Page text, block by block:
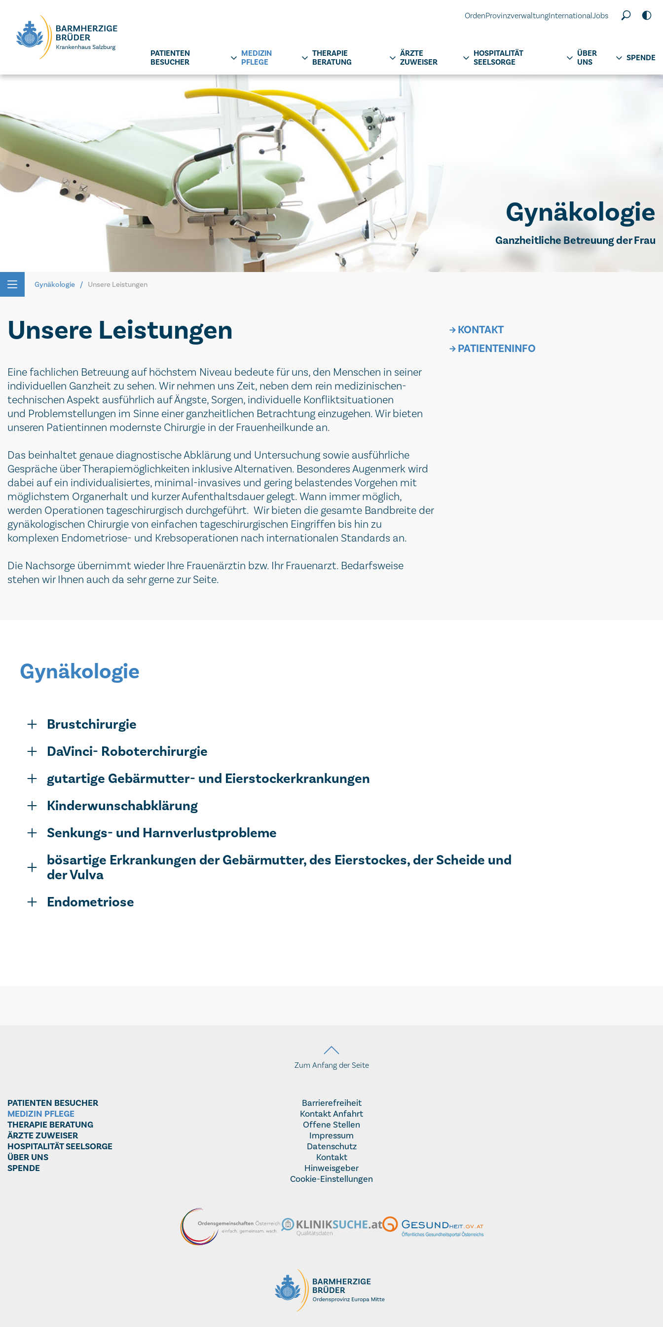
OrdenProvinzverwaltungInternationalJobs
PATIENTEN
BESUCHER
MEDIZIN
PFLEGE
THERAPIE
BERATUNG
ÄRZTE
ZUWEISER
HOSPITALITÄT
SEELSORGE
ÜBER
UNS
SPENDE
Gynäkologie
Ganzheitliche Betreuung der Frau
Gynäkologie Unsere Leistungen
Unsere Leistungen
Eine fachlichen Betreuung auf höchstem Niveau bedeute für uns, den Menschen in seiner
individuellen Ganzheit zu sehen. Wir nehmen uns Zeit, neben dem rein medizinischen-
technischen Aspekt ausführlich auf Ängste, Sorgen, individuelle Konfliktsituationen
und Problemstellungen im Sinne einer ganzheitlichen Betrachtung einzugehen. Wir bieten
unseren Patientinnen modernste Chirurgie in der Frauenheilkunde an.
Das beinhaltet genaue diagnostische Abklärung und Untersuchung sowie ausführliche
Gespräche über Therapiemöglichkeiten inklusive Alternativen. Besonderes Augenmerk wird
dabei auf ein individualisiertes, minimal-invasives und gering belastendes Vorgehen mit
möglichstem Organerhalt und kurzer Aufenthaltsdauer gelegt. Wann immer möglich,
werden Operationen tageschirurgisch durchgeführt. Wir bieten die gesamte Bandbreite der
gynäkologischen Chirurgie von einfachen tageschirurgischen Eingriffen bis hin zu
komplexen Endometriose- und Krebsoperationen nach internationalen Standards an.
Die Nachsorge übernimmt wieder Ihre Frauenärztin bzw. Ihr Frauenarzt. Bedarfsweise
stehen wir Ihnen auch da sehr gerne zur Seite.
KONTAKT
PATIENTENINFO
Gynäkologie
Brustchirurgie
DaVinci- Roboterchirurgie
gutartige Gebärmutter- und Eierstockerkrankungen
Kinderwunschabklärung
Senkungs- und Harnverlustprobleme
bösartige Erkrankungen der Gebärmutter, des Eierstockes, der Scheide und
der Vulva
Endometriose
Zum Anfang der Seite
PATIENTEN BESUCHER
MEDIZIN PFLEGE
THERAPIE BERATUNG
ÄRZTE ZUWEISER
HOSPITALITÄT SEELSORGE
ÜBER UNS
SPENDE
Barrierefreiheit
Kontakt Anfahrt
Offene Stellen
Impressum
Datenschutz
Kontakt
Hinweisgeber
Cookie-Einstellungen